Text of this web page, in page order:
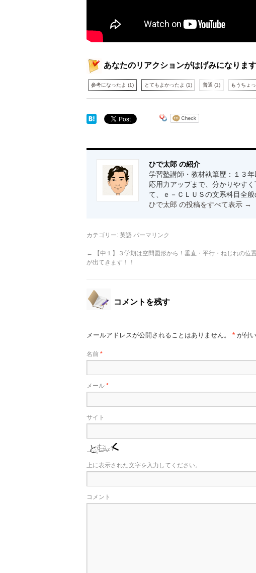
あなたのリアクションがはげみになりま
参考になったよ (1) とてもよかったよ (1) 普通 (1) もうちょ
ひで太郎 の紹介
学習塾講師・教材執筆歴：１３
応用力アップまで、分かりやす
て、ｅ－ＣＬＵＳの文系科目全般
ひで太郎 の投稿をすべて表示 →
カテゴリー: 英語 パーマリンク
←
【中１】３学期は空間図形から！垂直・平行・ねじれの位
が出てきます！！
コメントを残す
メールアドレスが公開されることはありません。 * が付
名前 *
メール *
サイト
上に表示された文字を入力してください。
コメント